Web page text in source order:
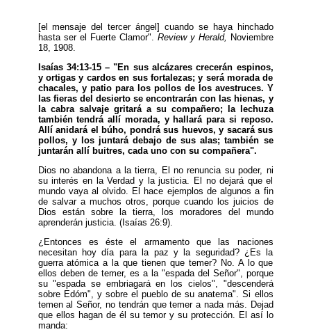
[el mensaje del tercer ángel] cuando se haya hinchado
hasta ser el Fuerte Clamor". Review y Herald, Noviembre
18, 1908.
Isaías 34:13-15 – "En sus alcázares crecerán espinos,
y ortigas y cardos en sus fortalezas; y será morada de
chacales, y patio para los pollos de los avestruces. Y
las fieras del desierto se encontrarán con las hienas, y
la cabra salvaje gritará a su compañero; la lechuza
también tendrá allí morada, y hallará para si reposo.
Allí anidará el búho, pondrá sus huevos, y sacará sus
pollos, y los juntará debajo de sus alas; también se
juntarán allí buitres, cada uno con su compañera".
Dios no abandona a la tierra, El no renuncia su poder, ni
su interés en la Verdad y la justicia. El no dejará que el
mundo vaya al olvido. El hace ejemplos de algunos a fin
de salvar a muchos otros, porque cuando los juicios de
Dios están sobre la tierra, los moradores del mundo
aprenderán justicia. (Isaías 26:9).
¿Entonces es éste el armamento que las naciones
necesitan hoy día para la paz y la seguridad? ¿Es la
guerra atómica a la que tienen que temer? No. A lo que
ellos deben de temer, es a la "espada del Señor", porque
su "espada se embriagará en los cielos", "descenderá
sobre Edóm", y sobre el pueblo de su anatema". Si ellos
temen al Señor, no tendrán que temer a nada más. Dejad
que ellos hagan de él su temor y su protección. El así lo
manda: